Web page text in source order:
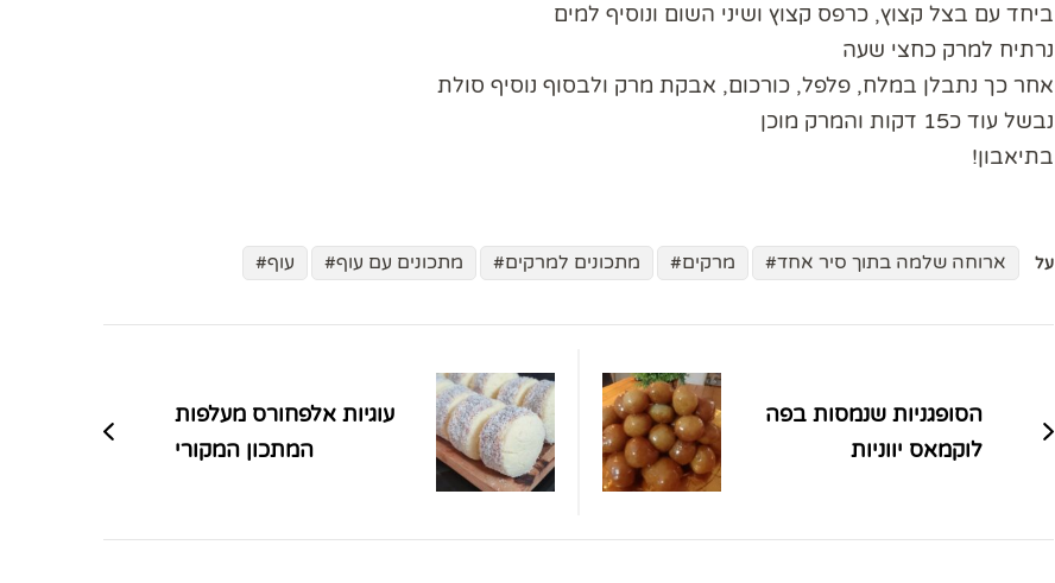
ביחד עם בצל קצוץ, כרפס קצוץ ושיני השום ונוסיף למים
נרתיח למרק כחצי שעה
אחר כך נתבלן במלח, פלפל, כורכום, אבקת מרק ולבסוף נוסיף סולת
נבשל עוד כ15 דקות והמרק מוכן
בתיאבון!
על ארוחה שלמה בתוך סיר אחד מרקים מתכונים למרקים מתכונים עם עוף עוף
עוגיות אלפחורס מעלפות
המתכון המקורי
הסופגניות שנמסות בפה
לוקמאס יווניות